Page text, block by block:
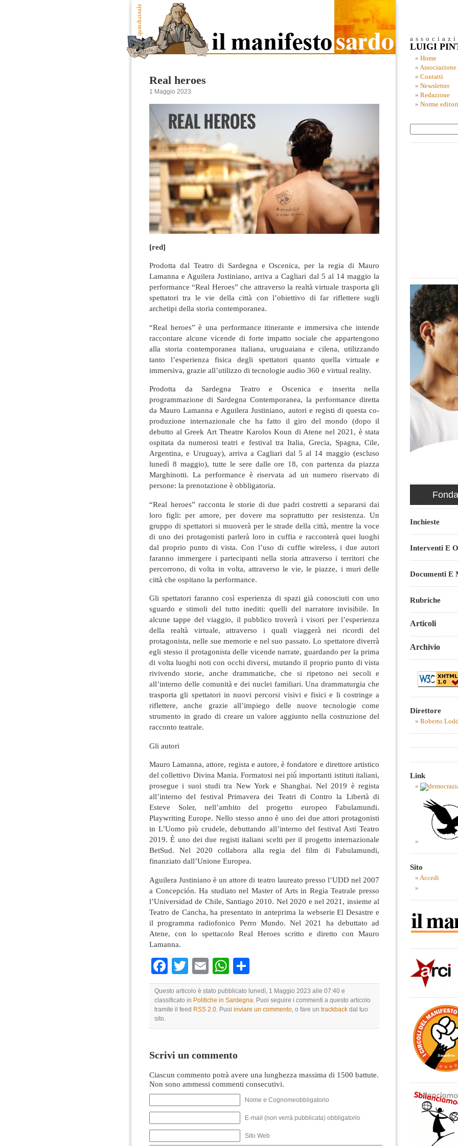
Real heroes
1 Maggio 2023
[red]
Prodotta dal Teatro di Sardegna e Oscenica, per la regia di Mauro
Lamanna e Aguilera Justiniano, arriva a Cagliari dal 5 al 14 maggio la
performance “Real Heroes” che attraverso la realtà virtuale trasporta gli
spettatori tra le vie della città con l’obiettivo di far riflettere sugli
archetipi della storia contemporanea.
“Real heroes” è una performance itinerante e immersiva che intende
raccontare alcune vicende di forte impatto sociale che appartengono
alla storia contemporanea italiana, uruguaiana e cilena, utilizzando
tanto l’esperienza fisica degli spettatori quanto quella virtuale e
immersiva, grazie all’utilizzo di tecnologie audio 360 e virtual reality.
Prodotta da Sardegna Teatro e Oscenica e inserita nella
programmazione di Sardegna Contemporanea, la performance diretta
da Mauro Lamanna e Aguilera Justiniano, autori e registi di questa co-
produzione internazionale che ha fatto il giro del mondo (dopo il
debutto al Greek Art Theatre Karolos Koun di Atene nel 2021, è stata
ospitata da numerosi teatri e festival tra Italia, Grecia, Spagna, Cile,
Argentina, e Uruguay), arriva a Cagliari dal 5 al 14 maggio (escluso
lunedì 8 maggio), tutte le sere dalle ore 18, con partenza da piazza
Marghinotti. La performance è riservata ad un numero riservato di
persone: la prenotazione è obbligatoria.
“Real heroes” racconta le storie di due padri costretti a separarsi dai
loro figli: per amore, per dovere ma soprattutto per resistenza. Un
gruppo di spettatori si muoverà per le strade della città, mentre la voce
di uno dei protagonisti parlerà loro in cuffia e racconterà quei luoghi
dal proprio punto di vista. Con l’uso di cuffie wireless, i due autori
faranno immergere i partecipanti nella storia attraverso i territori che
percorrono, di volta in volta, attraverso le vie, le piazze, i muri delle
città che ospitano la performance.
Gli spettatori faranno così esperienza di spazi già conosciuti con uno
sguardo e stimoli del tutto inediti: quelli del narratore invisibile. In
alcune tappe del viaggio, il pubblico troverà i visori per l’esperienza
della realtà virtuale, attraverso i quali viaggerà nei ricordi del
protagonista, nelle sue memorie e nel suo passato. Lo spettatore diverrà
egli stesso il protagonista delle vicende narrate, guardando per la prima
di volta luoghi noti con occhi diversi, mutando il proprio punto di vista
rivivendo storie, anche drammatiche, che si ripetono nei secoli e
all’interno delle comunità e dei nuclei familiari. Una drammaturgia che
trasporta gli spettatori in nuovi percorsi visivi e fisici e li costringe a
riflettere, anche grazie all’impiego delle nuove tecnologie come
strumento in grado di creare un valore aggiunto nella costruzione del
racconto teatrale.
Gli autori
Mauro Lamanna, attore, regista e autore, è fondatore e direttore artistico
del collettivo Divina Mania. Formatosi nei più̀ importanti istituti italiani,
prosegue i suoi studi tra New York e Shanghai. Nel 2019 è regista
all’interno del festival Primavera dei Teatri di Contro la Libertà di
Esteve Soler, nell’ambito del progetto europeo Fabulamundi.
Playwriting Europe. Nello stesso anno è uno dei due attori protagonisti
in L’Uomo più crudele, debuttando all’interno del festival Asti Teatro
2019. È uno dei due registi italiani scelti per il progetto internazionale
BetSud. Nel 2020 collabora alla regia del film di Fabulamundi,
finanziato dall’Unione Europea.
Aguilera Justiniano è un attore di teatro laureato presso l’UDD nel 2007
a Concepción. Ha studiato nel Master of Arts in Regia Teatrale presso
l’Universidad de Chile, Santiago 2010. Nel 2020 e nel 2021, insieme al
Teatro de Cancha, ha presentato in anteprima la webserie El Desastre e
il programma radiofonico Perro Mundo. Nel 2021 ha debuttato ad
Atene, con lo spettacolo Real Heroes scritto e diretto con Mauro
Lamanna.
Facebook
TwitterEmailWhatsApp
Questo articolo è stato pubblicato lunedì, 1 Maggio 2023 alle 07:40 e
classificato in Politiche in Sardegna . Puoi seguire i commenti a questo articolo
tramite il feed RSS 2.0 . Puoi inviare un commento , o fare un trackback dal tuo
sito.
Scrivi un commento
Ciascun commento potrà avere una lunghezza massima di 1500 battute.
Non sono ammessi commenti consecutivi.
Nome e Cognomeobbligatorio
E-mail (non verrà pubblicata) obbligatorio
Sito Web
LUIGI
Home
Associazione
Contatti
Newsletter
Redazione
Norme
Inchieste
Interventi E
Documenti E
Rubriche
Articoli
Archivio
Direttore
Roberto
Link
Sito
Accedi